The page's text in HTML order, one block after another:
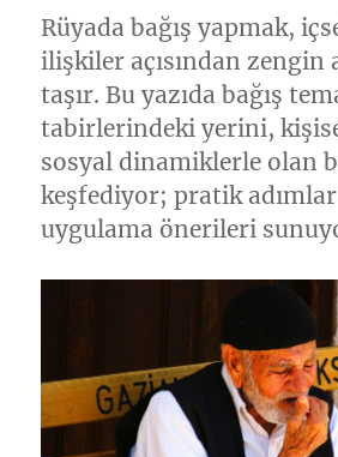
Rüyada bağış yapmak,
ilişkiler açısından zengin
taşır. Bu yazıda bağış
tabirlerindeki yerini,
sosyal dinamiklerle olan
keşfediyor; pratik
uygulama önerileri